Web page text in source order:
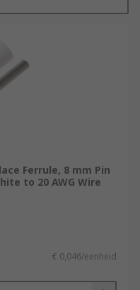
Ferrule, 8 mm Pin
to 20 AWG Wire
€ 0,046/eenheid